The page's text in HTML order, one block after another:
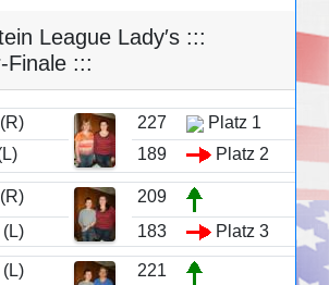
League Lady′s :::
Finale :::
227
Platz 1
189 Platz 2
209
183 Platz 3
221